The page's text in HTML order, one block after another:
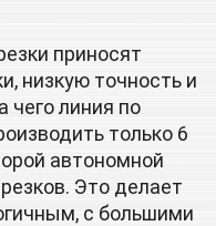
приносят
низкую точность и
чего линия по
только 6
автономной
Это делает
с большими